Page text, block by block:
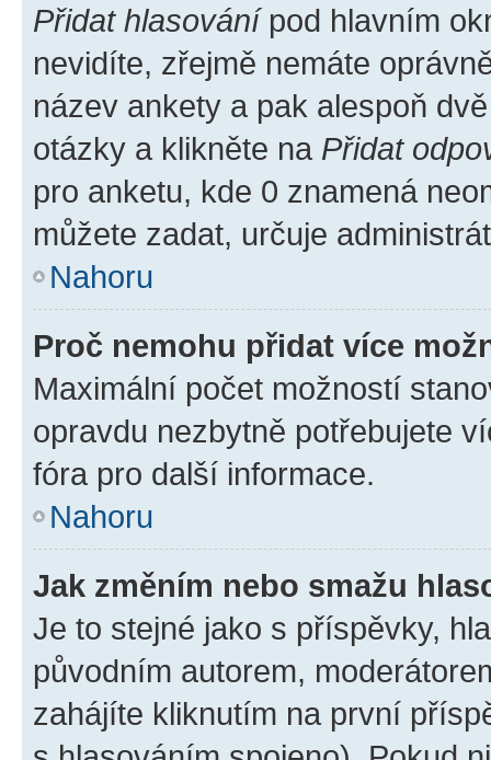
Přidat hlasovánípod hlavním
nevidíte, zřejmě nemáte
název ankety a pak alespoň
otázky a klikněte na Přidat
pro anketu, kde 0 znamená
můžete zadat, určuje
Nahoru
Proč nemohu přidat více
Maximální počet možností
opravdu nezbytně potřebujete
fóra pro další informace.
Nahoru
Jak změním nebo smažu
Je to stejné jako s příspěvky,
původním autorem,
zahájíte kliknutím na první